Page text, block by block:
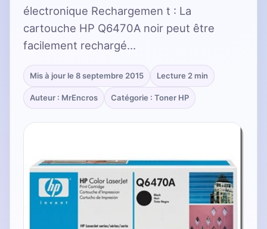
électronique Rechargemen t : La
cartouche HP Q6470A noir peut être
facilement rechargé…
Mis à jour le 8 septembre 2015 Lecture 2 min
Auteur : MrEncros Catégorie : Toner HP